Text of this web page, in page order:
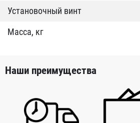
Установочный винт
Масса, кг
Наши преимущества